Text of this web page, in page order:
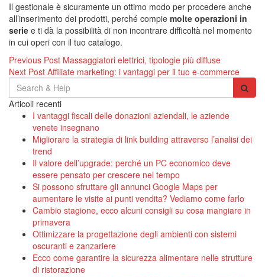
Il gestionale è sicuramente un ottimo modo per procedere anche
all’inserimento dei prodotti, perché compie molte operazioni in
serie e ti dà la possibilità di non incontrare difficoltà nel momento
in cui operi con il tuo catalogo.
Navigazione
articoli
Previous Post Massaggiatori elettrici, tipologie più diffuse
Next Post Affiliate marketing: i vantaggi per il tuo e-commerce
Search
for:
Articoli recenti
I vantaggi fiscali delle donazioni aziendali, le aziende
venete insegnano
Migliorare la strategia di link building attraverso l’analisi dei
trend
Il valore dell’upgrade: perché un PC economico deve
essere pensato per crescere nel tempo
Si possono sfruttare gli annunci Google Maps per
aumentare le visite ai punti vendita? Vediamo come farlo
Cambio stagione, ecco alcuni consigli su cosa mangiare in
primavera
Ottimizzare la progettazione degli ambienti con sistemi
oscuranti e zanzariere
Ecco come garantire la sicurezza alimentare nelle strutture
di ristorazione